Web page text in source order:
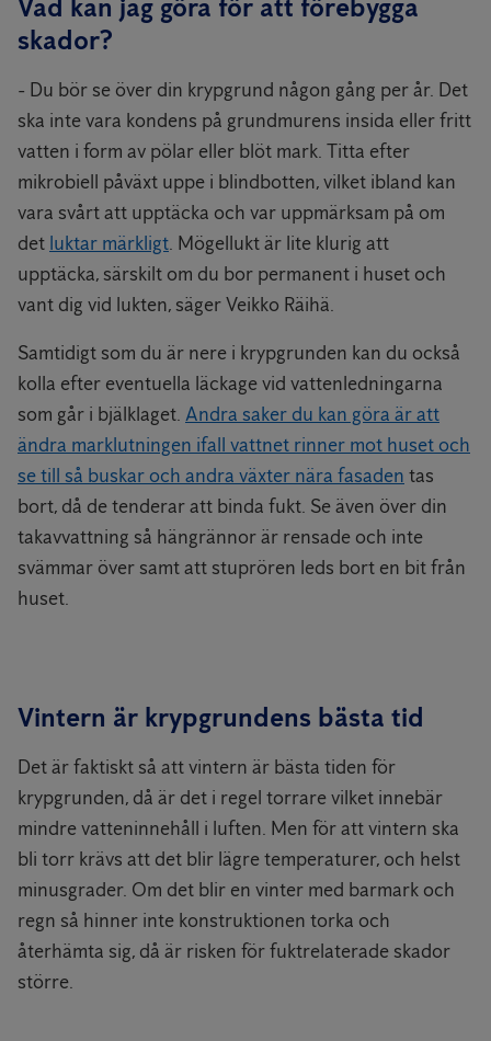
Vad kan jag göra för att förebygga
skador?
- Du bör se över din krypgrund någon gång per år. Det
ska inte vara kondens på grundmurens insida eller fritt
vatten i form av pölar eller blöt mark. Titta efter
mikrobiell påväxt uppe i blindbotten, vilket ibland kan
vara svårt att upptäcka och var uppmärksam på om
det luktar märkligt. Mögellukt är lite klurig att
upptäcka, särskilt om du bor permanent i huset och
vant dig vid lukten, säger Veikko Räihä.
Samtidigt som du är nere i krypgrunden kan du också
kolla efter eventuella läckage vid vattenledningarna
som går i bjälklaget. Andra saker du kan göra är att
ändra marklutningen ifall vattnet rinner mot huset och
se till så buskar och andra växter nära fasaden tas
bort, då de tenderar att binda fukt. Se även över din
takavvattning så hängrännor är rensade och inte
svämmar över samt att stuprören leds bort en bit från
huset.
Vintern är krypgrundens bästa tid
Det är faktiskt så att vintern är bästa tiden för
krypgrunden, då är det i regel torrare vilket innebär
mindre vatteninnehåll i luften. Men för att vintern ska
bli torr krävs att det blir lägre temperaturer, och helst
minusgrader. Om det blir en vinter med barmark och
regn så hinner inte konstruktionen torka och
återhämta sig, då är risken för fuktrelaterade skador
större.